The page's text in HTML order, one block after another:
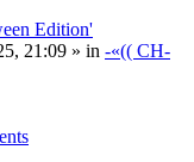
Edition'
21:09 » in -«(( CH-